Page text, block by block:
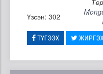
Үзсэн: 302
ТҮГЭЭХ ЖИРГЭХ